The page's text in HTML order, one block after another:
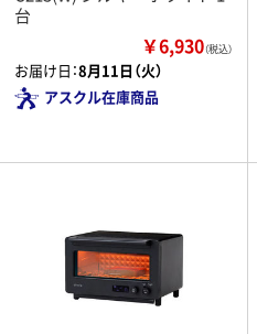
台
￥6,930（税込）
お届け日：8月11日（火）
アスクル在庫商品